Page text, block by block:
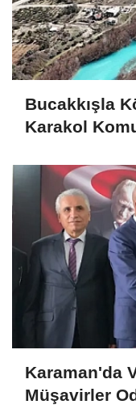
Bucakkışla
Karakol
Karaman'da
Müşavirler